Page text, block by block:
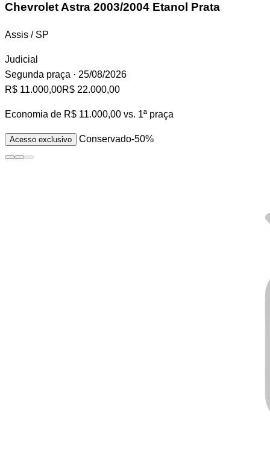
Chevrolet Astra 2003/2004 Etanol Prata
Assis / SP
Judicial
Segunda praça · 25/08/2026
R$ 11.000,00R$ 22.000,00
Economia de R$ 11.000,00 vs. 1ª praça
Acesso exclusivo Conservado-50%